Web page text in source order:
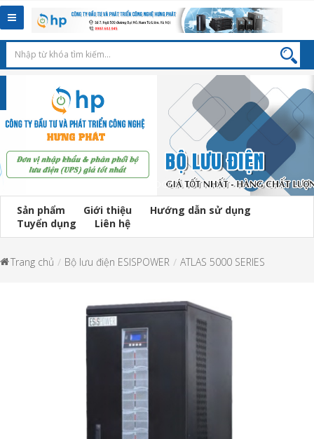
Toggle
navigation
Sản phẩm Giới thiệu
Hướng dẫn sử dụng
Tuyển dụng
Liên hệ
Trang chủ Bộ lưu điện ESISPOWER ATLAS 5000 SERIES